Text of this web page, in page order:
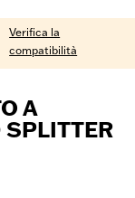
Verifica la
compatibilità
A